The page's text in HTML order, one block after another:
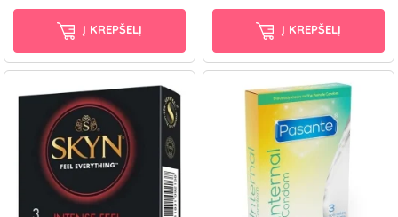
Į KREPŠELĮ Į KREPŠELĮ